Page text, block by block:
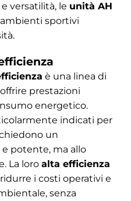
versatilità, le unità AH
sportivi
è una linea di
prestazioni
energetico.
indicati per
un
potente, ma allo
La loro alta efficienza
i costi operativi e
senza